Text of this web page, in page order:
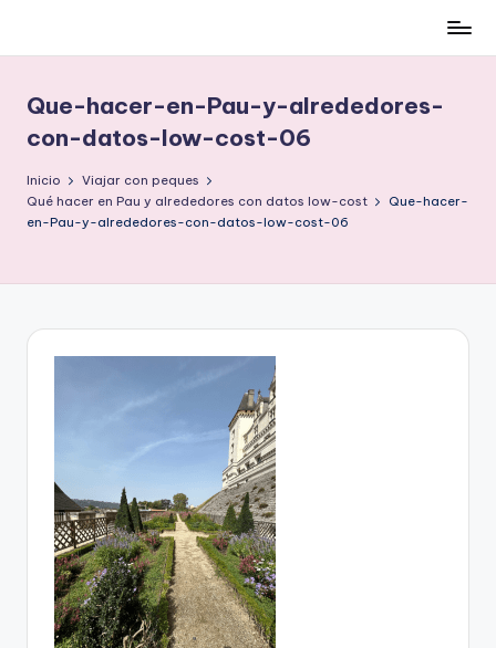
contenido
low-
cost
y
morir
en
Que-hacer-en-Pau-y-alrededores-
con-datos-low-cost-06
Inicio
Viajar con peques
Qué hacer en Pau y alrededores con datos low-cost
Que-hacer-
en-Pau-y-alrededores-con-datos-low-cost-06